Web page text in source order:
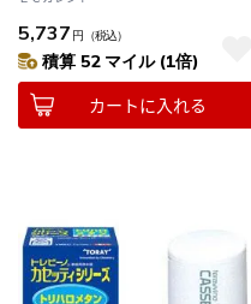
5,737 円 （税込）
積算 52 マイル (1倍)
カートに入れる